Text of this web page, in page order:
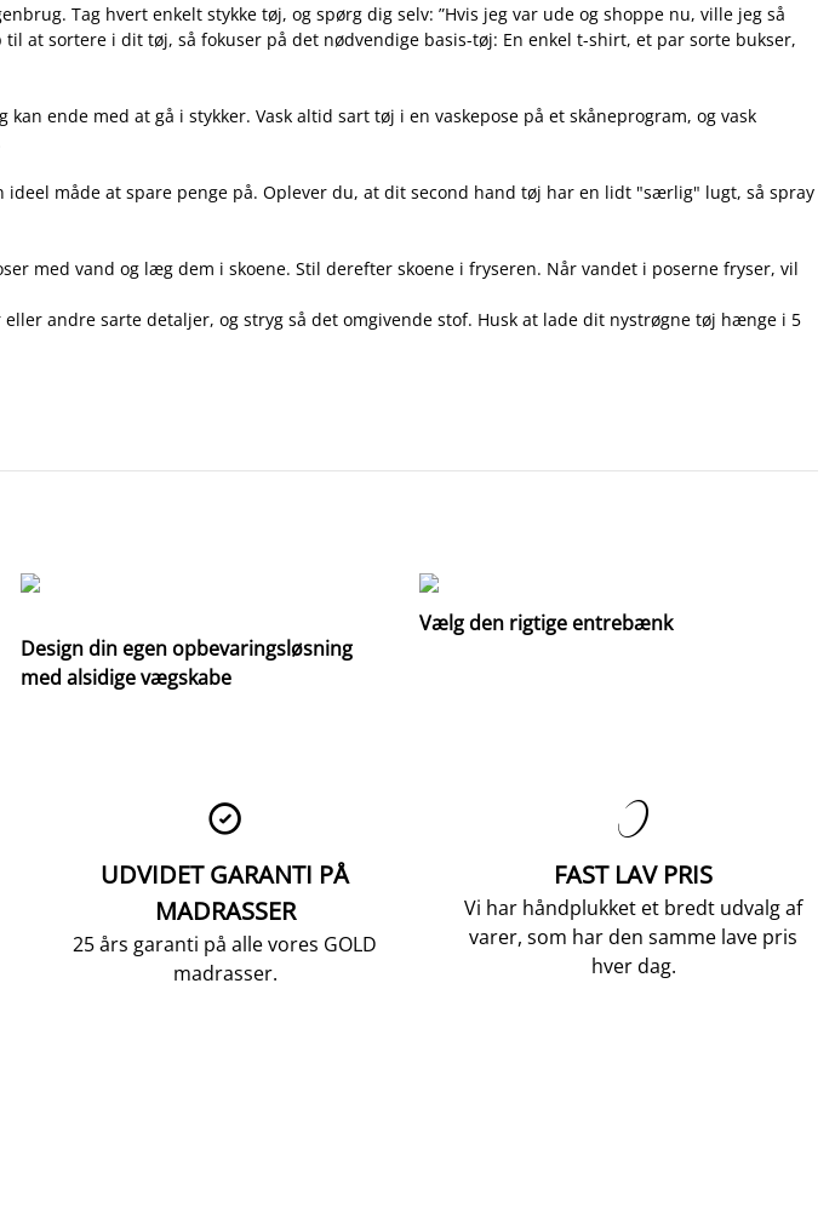
Tag hvert enkelt stykke tøj, og spørg dig selv: ”Hvis jeg var ude og shoppe nu, ville jeg så
at sortere i dit tøj, så fokuser på det nødvendige basis-tøj: En enkel t-shirt, et par sorte bukser,
ende med at gå i stykker. Vask altid sart tøj i en vaskepose på et skåneprogram, og vask
måde at spare penge på. Oplever du, at dit second hand tøj har en lidt "særlig" lugt, så spray
med vand og læg dem i skoene. Stil derefter skoene i fryseren. Når vandet i poserne fryser, vil
andre sarte detaljer, og stryg så det omgivende stof. Husk at lade dit nystrøgne tøj hænge i 5
Design din egen opbevaringsløsning
med alsidige vægskabe
Vælg den rigtige entrebænk

UDVIDET GARANTI PÅ
MADRASSER
25 års garanti på alle vores GOLD
madrasser.

FAST LAV PRIS
Vi har håndplukket et bredt udvalg af
varer, som har den samme lave pris
hver dag.